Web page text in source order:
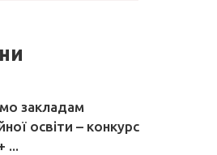
закладам
освіти – конкурс
...